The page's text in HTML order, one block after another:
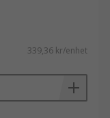
339,36 kr/enhet